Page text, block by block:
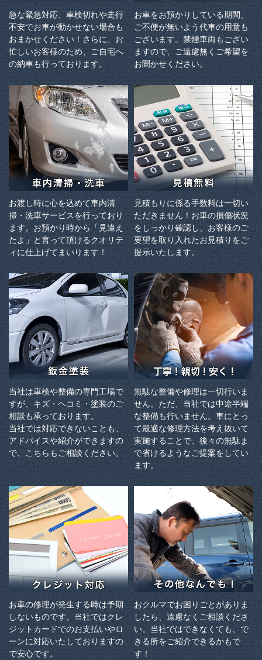
急な緊急対応、車検切れや走行
不安でお車が動かせない場合も
おまかせください！さらに、お
忙しいお客様のため、ご自宅へ
の納⾞も⾏っております。
お車をお預かりしている期間、
ご不便が無いよう代車の用意も
ございます。禁煙車両もござい
ますので、ご遠慮無くご希望を
お聞かせください。
お渡し時に心を込めて車内清
掃・洗車サービスを行っており
ます。お預かり時から「見違え
たよ」と言って頂けるクオリテ
ィに仕上げてまいります！
見積もりに係る手数料は一切い
ただきません！お車の損傷状況
をしっかり確認し、お客様のご
要望を取り入れたお見積りをご
提示いたします。
当社は車検や整備の専門工場で
すが、キズ・ヘコミ・塗装のご
相談も承っております。
当社では対応できないことも、
アドバイスや紹介ができますの
で、こちらもご相談ください。
無駄な整備や修理は一切行いま
せん。ただ、当社では中途半端
な整備も行いません。車にとっ
て最適な修理方法を考え抜いて
実施することで、後々の無駄ま
で省けるようなご提案をしてい
ます。
お車の修理が発生する時は予期
しないものです。当社ではクレ
ジットカードでのお支払いやロ
ーンに対応いたしておりますの
で安心です。
おクルマでお困りごとがありま
したら、遠慮なくご相談くださ
い。当社ではできなくても、で
きる所をご紹介できるかもで
す！